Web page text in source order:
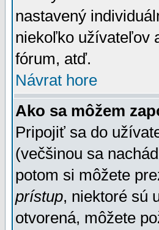
nastavený
niekoľko užívateľov
fórum, atď.
Návrat hore
Ako sa môžem
Pripojiť sa do
(večšinou sa
potom si môžete
prístup, niektoré sú
otvorená, môžete